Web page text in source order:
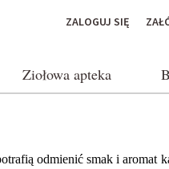
ZALOGUJ SIĘ
Ziołowa apteka
odmienić smak i aromat